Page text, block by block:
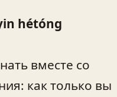
hétóng
вместе со
как только вы